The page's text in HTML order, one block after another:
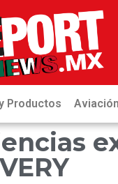
Productos Aviación